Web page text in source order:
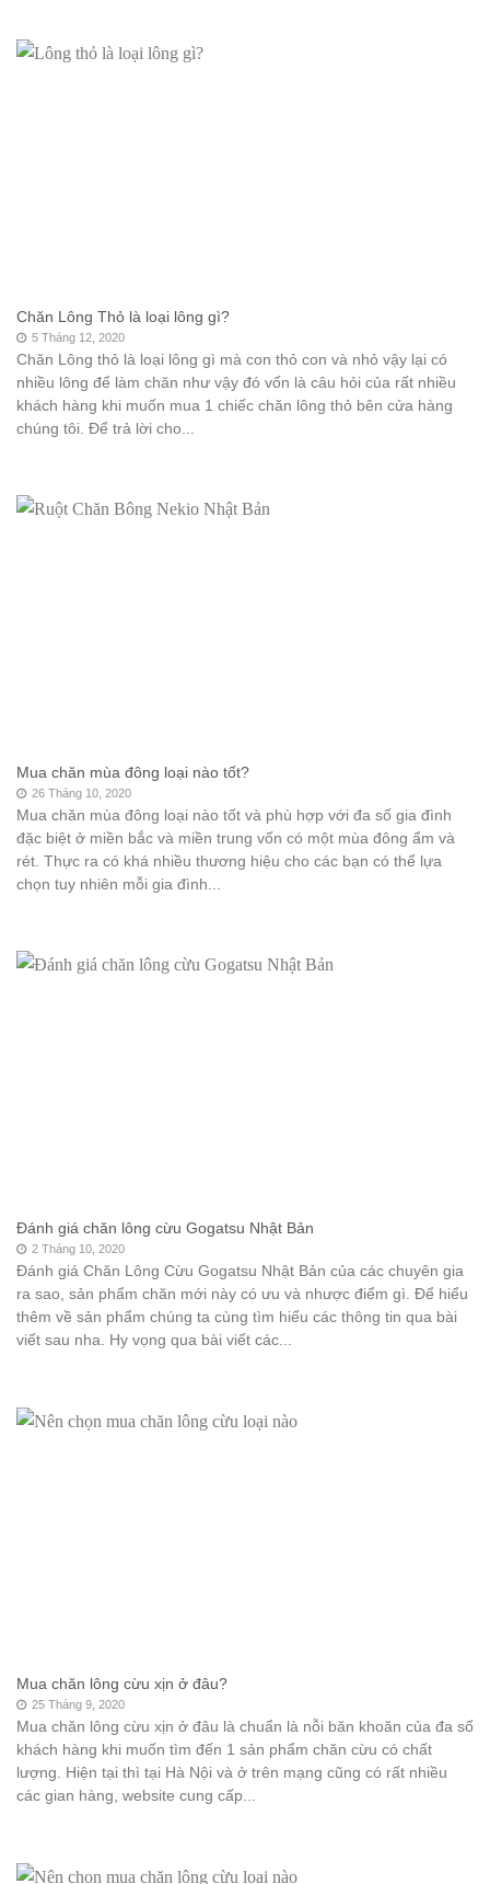
Chăn Lông Thỏ là loại lông gì?
5 Tháng 12, 2020
Chăn Lông thỏ là loại lông gì mà con thỏ con và nhỏ vậy lại có
nhiều lông để làm chăn như vậy đó vốn là câu hỏi của rất nhiều
khách hàng khi muốn mua 1 chiếc chăn lông thỏ bên cửa hàng
chúng tôi. Để trả lời cho...
Mua chăn mùa đông loại nào tốt?
26 Tháng 10, 2020
Mua chăn mùa đông loại nào tốt và phù hợp với đa số gia đình
đặc biệt ở miền bắc và miền trung vốn có một mùa đông ẩm và
rét. Thực ra có khá nhiều thương hiệu cho các bạn có thể lựa
chọn tuy nhiên mỗi gia đình...
Đánh giá chăn lông cừu Gogatsu Nhật Bản
2 Tháng 10, 2020
Đánh giá Chăn Lông Cừu Gogatsu Nhật Bản của các chuyên gia
ra sao, sản phẩm chăn mới này có ưu và nhược điểm gì. Để hiểu
thêm về sản phẩm chúng ta cùng tìm hiểu các thông tin qua bài
viết sau nha. Hy vọng qua bài viết các...
Mua chăn lông cừu xịn ở đâu?
25 Tháng 9, 2020
Mua chăn lông cừu xịn ở đâu là chuẩn là nỗi băn khoăn của đa số
khách hàng khi muốn tìm đến 1 sản phẩm chăn cừu có chất
lượng. Hiện tại thì tại Hà Nội và ở trên mạng cũng có rất nhiều
các gian hàng, website cung cấp...